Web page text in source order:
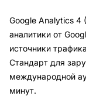
Google Analytics 4
аналитики от
источники
Стандарт для
международной
минут.